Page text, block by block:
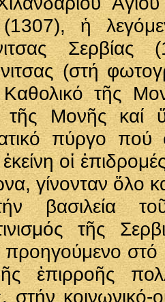
ἡ
(στή
τῆς
τῆς Μονῆς καί
πύργο πού
οἱ
γίνονταν ὅλο
βασιλεία
τῆς
προηγούμενο
ἐπιρροῆς
στήν κοινωνικό-